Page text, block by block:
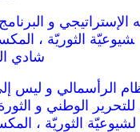
الإستراتيجي و
شيوعيّة الثوريّة ،
شادي
الرأسمالي و ليس
الوطني و
لشيوعيّة الثوريّة ،